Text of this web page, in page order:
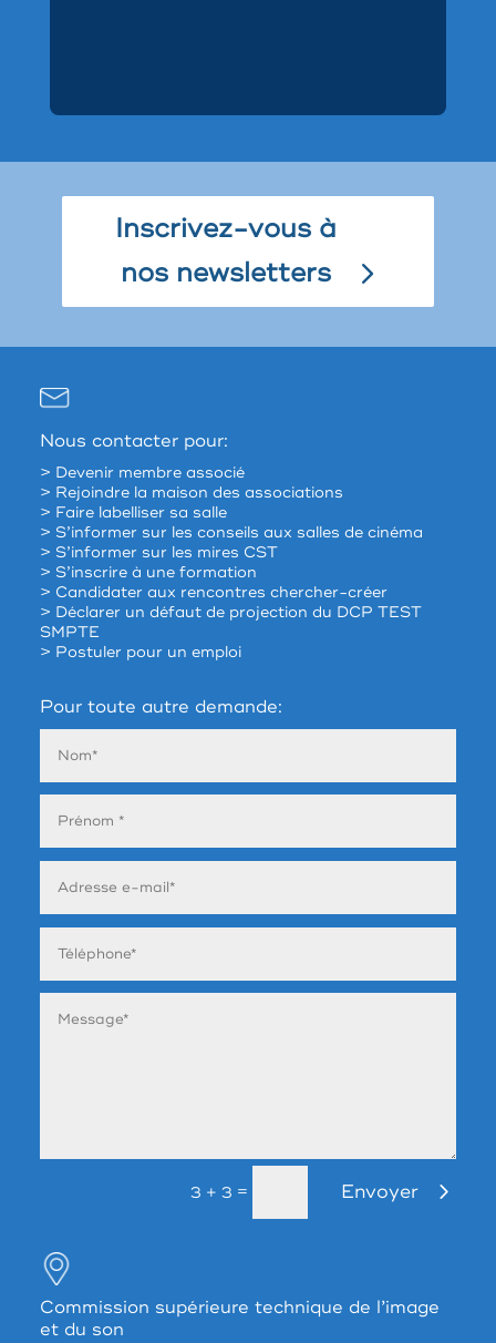
Inscrivez-vous à
nos newsletters
Nous contacter pour:
> Devenir membre associé
> Rejoindre la maison des associations
> Faire labelliser sa salle
> S’informer sur les conseils aux salles de cinéma
> S’informer sur les mires CST
> S’inscrire à une formation
> Candidater aux rencontres chercher-créer
> Déclarer un défaut de projection du DCP TEST
SMPTE
> Postuler pour un emploi
Pour toute autre demande:
3 + 3 = Envoyer
Commission supérieure technique de l’image
et du son